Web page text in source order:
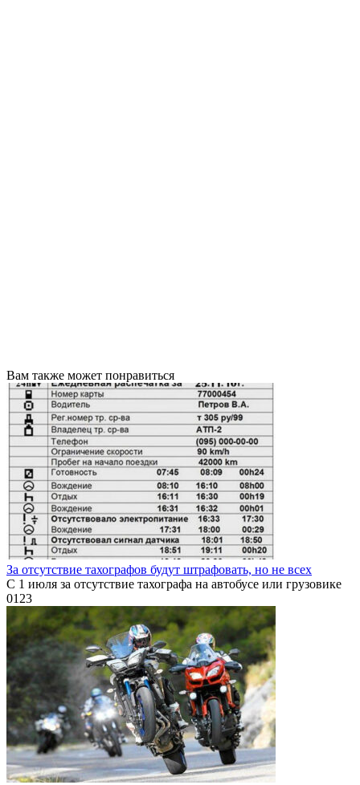
Вам также может понравиться
За отсутствие тахографов будут штрафовать, но не всех
С 1 июля за отсутствие тахографа на автобусе или грузовике
0123